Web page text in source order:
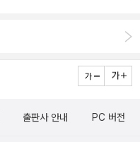
. 저 앞까지 달립니다. 논둑
랑 엉덩춤을 추며 돌아옵니
둑을 거슬러 걷습니다. 첫째
출판사 안내 PC 버전